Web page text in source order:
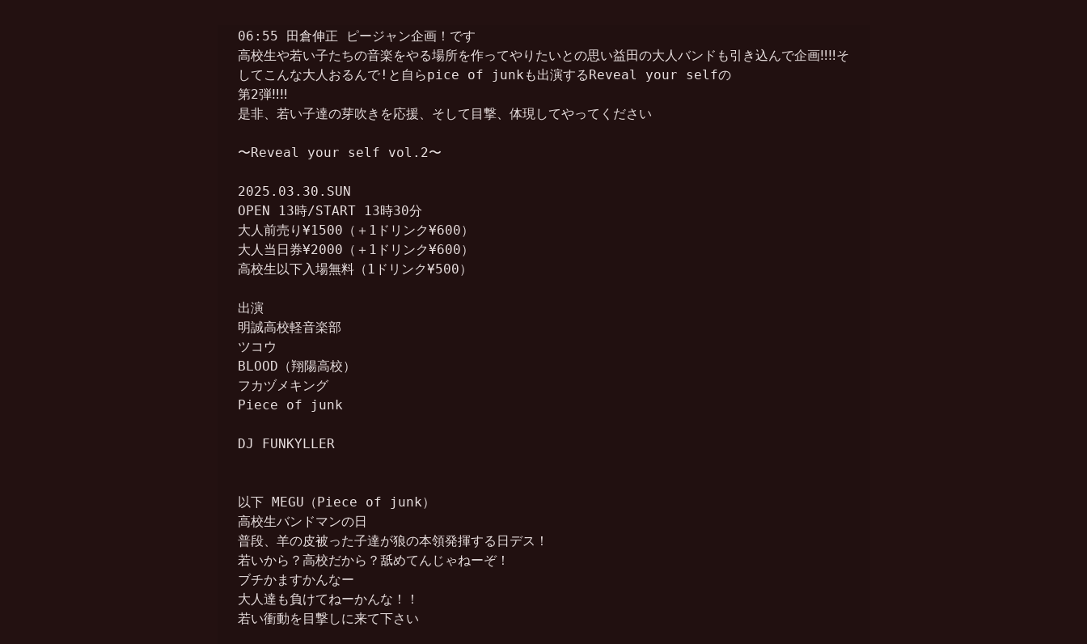
06:55 田倉伸正 ピージャン企画！です
高校生や若い子たちの音楽をやる場所を作ってやりたいとの思い益田の大人バンドも引き込んで企画‼︎‼︎そ
してこんな大人おるんで!と自らpice of junkも出演するReveal your selfの
第2弾‼︎‼︎
是非、若い子達の芽吹きを応援、そして目撃、体現してやってください
〜Reveal your self vol.2〜
2025.03.30.SUN
OPEN 13時/START 13時30分
大人前売り¥1500（＋1ドリンク¥600）
大人当日券¥2000（＋1ドリンク¥600）
高校生以下入場無料（1ドリンク¥500）
出演
明誠高校軽音楽部
ツコウ
BLOOD（翔陽高校）
フカヅメキング
Piece of junk
DJ FUNKYLLER
以下 MEGU（Piece of junk）
高校生バンドマンの日
普段、羊の皮被った子達が狼の本領発揮する日デス！
若いから？高校だから？舐めてんじゃねーぞ！
ブチかますかんなー
大人達も負けてねーかんな！！
若い衝動を目撃しに来て下さい